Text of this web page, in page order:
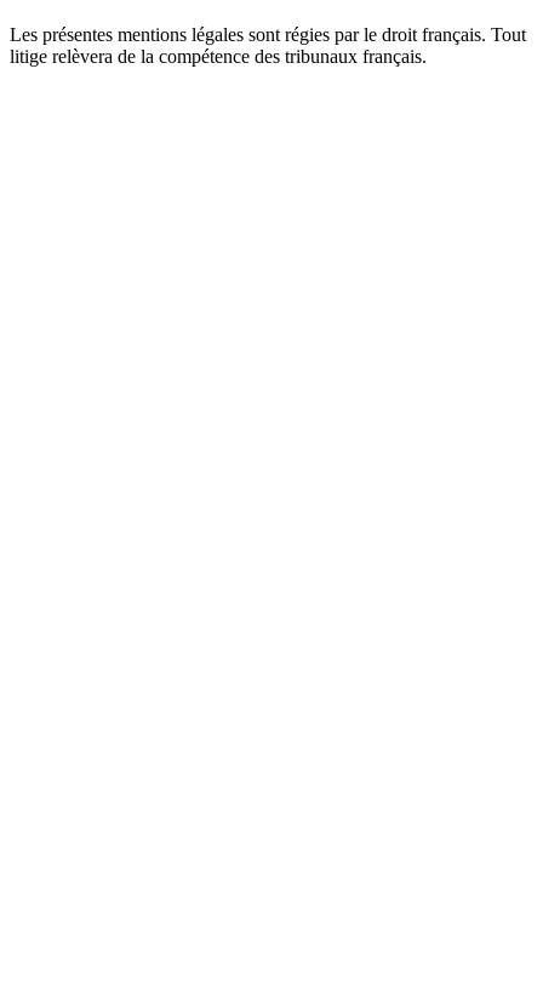
Les présentes mentions légales sont régies par le droit français. Tout
litige relèvera de la compétence des tribunaux français.